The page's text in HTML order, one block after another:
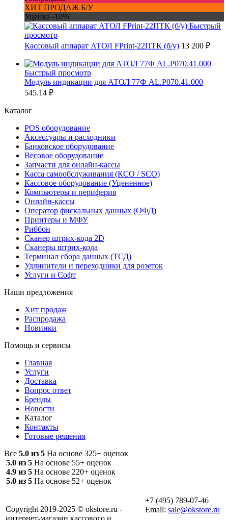
ХИТ ПРОДАЖ Б/У
Уценка -10%
Быстрый
просмотр
Кассовый аппарат АТОЛ FPrint-22ПТК (б/у) 13 200 ₽
Быстрый просмотр
Модуль индикации для АТОЛ 77Ф AL.P070.41.000
545.14 ₽
Каталог
POS оборудование
Аксессуары и расходники
Банковское оборудование
Весовое оборудование
Запчасти для онлайн-кассы
Касса самообслуживания (КСО / SCO)
Кассовое оборудование (Уцененное)
Компьютеры и периферия
Онлайн-кассы
Оператор фискальных данных (ОФД)
Принтеры и МФУ
Риббон
Сканер штрих-кода 2D
Сканеры штрих-кода
Терминал сбора данных (ТСД)
Удлинители и переходники для розеток
Услуги и Софт
Наши предложения
Хит продаж
Распродажа
Новинки
Помощь и сервисы
Главная
Услуги
Доставка
Вопрос ответ
Бренды
Новости
Каталог
Контакты
Готовые решения
Все 5.0 из 5 На основе 325+ оценок
5.0 из 5 На основе 55+ оценок
4.9 из 5 На основе 220+ оценок
5.0 из 5 На основе 52+ оценок
Copyright 2019-2025 © okstore.ru -
интернет-магазин кассового и
+7 (495) 789-07-46
Email: sale@okstore.ru